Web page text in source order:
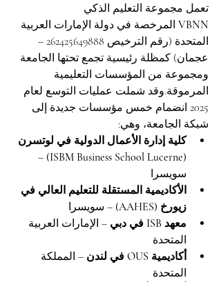
تعمل مجموعة التعليم الذكي
VBNN المرخصة في دولة الإمارات العربية
المتحدة (رقم الترخيص 262425649888 –
عجمان) كمظلة رئيسية تجمع تحتها الجامعة
ومجموعة من المؤسسات التعليمية
المرموقة.وقد شملت عمليات التوسع لعام
2025 انضمام خمس مؤسسات جديدة إلى
شبكة الجامعة، وهي:
كلية إدارة الأعمال الدولية في لوتسرن
(ISBM Business School Lucerne)
–
سويسرا
الأكاديمية المستقلة للتعليم العالي في
زيورخ (AAHES)
– سويسرا
معهد ISB في دبي
– الإمارات العربية
المتحدة
أكاديمية OUS في لندن
– المملكة
المتحدة